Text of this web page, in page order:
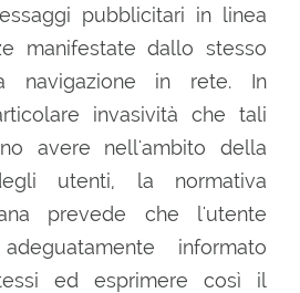
pubblicitari in linea
manifestate dallo stesso
navigazione in rete. In
invasività che tali
avere nell'ambito della
utenti, la normativa
prevede che l'utente
informato
ed esprimere così il